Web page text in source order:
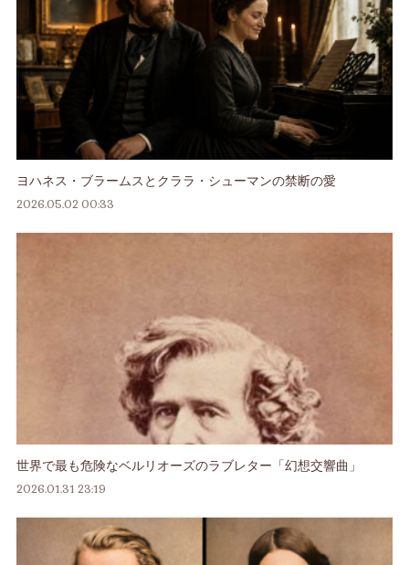
ヨハネス・ブラームスとクララ・シューマンの禁断の愛
2026.05.02 00:33
世界で最も危険なベルリオーズのラブレター「幻想交響曲」
2026.01.31 23:19